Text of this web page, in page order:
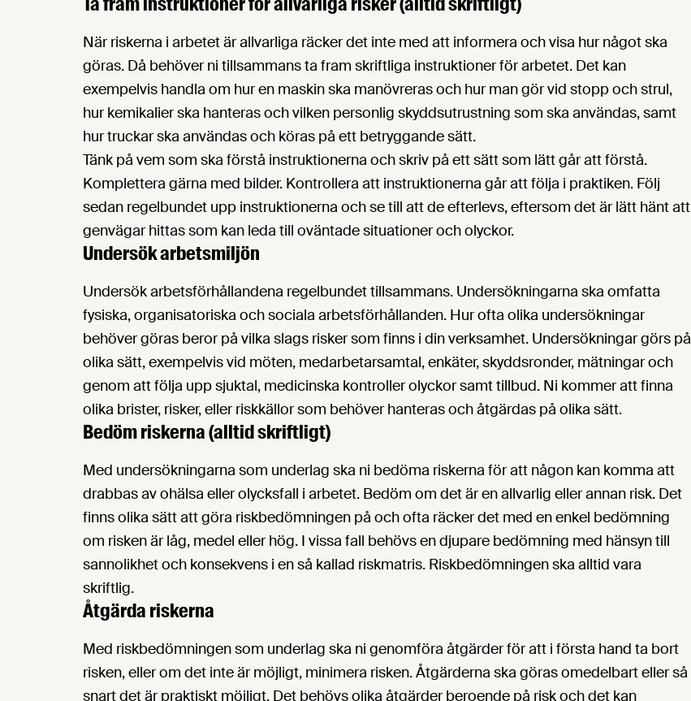
När riskerna i arbetet är allvarliga räcker det inte med att informera och visa hur något ska
göras. Då behöver ni tillsammans ta fram skriftliga instruktioner för arbetet. Det kan
exempelvis handla om hur en maskin ska manövreras och hur man gör vid stopp och strul,
hur kemikalier ska hanteras och vilken personlig skyddsutrustning som ska användas, samt
hur truckar ska användas och köras på ett betryggande sätt.
Tänk på vem som ska förstå instruktionerna och skriv på ett sätt som lätt går att förstå.
Komplettera gärna med bilder. Kontrollera att instruktionerna går att följa i praktiken. Följ
sedan regelbundet upp instruktionerna och se till att de efterlevs, eftersom det är lätt hänt att
genvägar hittas som kan leda till oväntade situationer och olyckor.
Undersök arbetsmiljön
Undersök arbetsförhållandena regelbundet tillsammans. Undersökningarna ska omfatta
fysiska, organisatoriska och sociala arbetsförhållanden. Hur ofta olika undersökningar
behöver göras beror på vilka slags risker som finns i din verksamhet. Undersökningar görs på
olika sätt, exempelvis vid möten, medarbetarsamtal, enkäter, skyddsronder, mätningar och
genom att följa upp sjuktal, medicinska kontroller olyckor samt tillbud. Ni kommer att finna
olika brister, risker, eller riskkällor som behöver hanteras och åtgärdas på olika sätt.
Bedöm riskerna (alltid skriftligt)
Med undersökningarna som underlag ska ni bedöma riskerna för att någon kan komma att
drabbas av ohälsa eller olycksfall i arbetet. Bedöm om det är en allvarlig eller annan risk. Det
finns olika sätt att göra riskbedömningen på och ofta räcker det med en enkel bedömning
om risken är låg, medel eller hög. I vissa fall behövs en djupare bedömning med hänsyn till
sannolikhet och konsekvens i en så kallad riskmatris. Riskbedömningen ska alltid vara
skriftlig.
Åtgärda riskerna
Med riskbedömningen som underlag ska ni genomföra åtgärder för att i första hand ta bort
risken, eller om det inte är möjligt, minimera risken. Åtgärderna ska göras omedelbart eller så
snart det är praktiskt möjligt. Det behövs olika åtgärder beroende på risk och det kan